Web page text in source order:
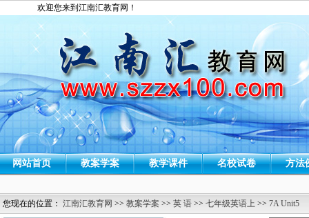
欢迎您来到江南汇教育网！
网站首页 教案学案 教学课件 名校试卷 方法
您现在的位置： 江南汇教育网 >> 教案学案 >> 英 语 >> 七年级英语上 >> 7A Unit5